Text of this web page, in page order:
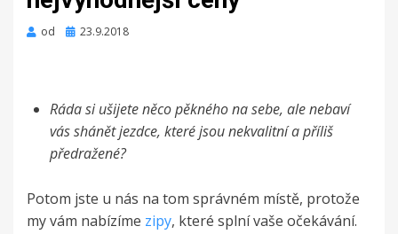
od
Zveřejněno
23.9.2018
Ráda si ušijete něco pěkného na sebe, ale nebaví
vás shánět jezdce, které jsou nekvalitní a příliš
předražené?
Potom jste u nás na tom správném místě, protože
my vám nabízíme zipy, které splní vaše očekávání.